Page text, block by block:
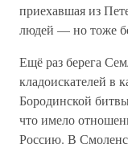
приехавшая из
людей — но тоже
Ещё раз берега
кладоискателей в
Бородинской
что имело
Россию. В